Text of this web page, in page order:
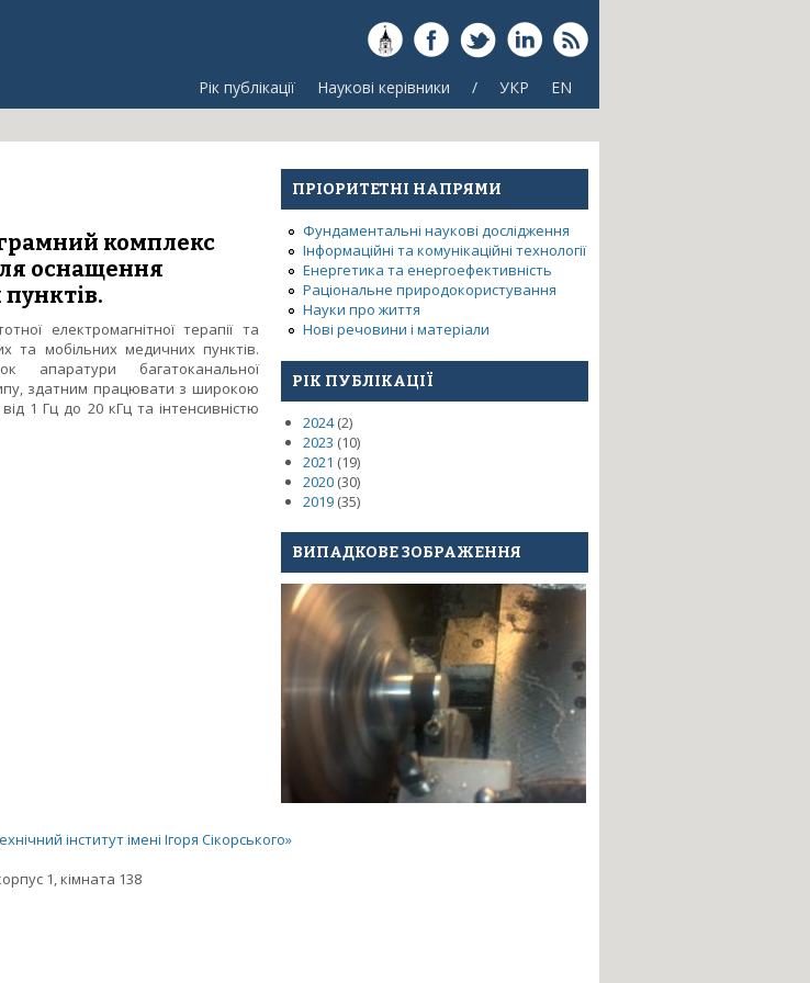
Рік публікації Наукові керівники / УКР EN
комплекс
оснащення
електромагнітної терапії та
та мобільних медичних пунктів.
апаратури багатоканальної
здатним працювати з широкою
1 Гц до 20 кГц та інтенсивністю
комплекс діагностики, фізіотерапії та хірургії для оснащення стаціонарних
ПРІОРИТЕТНІ НАПРЯМИ
Фундаментальні наукові дослідження
Інформаційні та комунікаційні технології
Енергетика та енергоефективність
Раціональне природокористування
Науки про життя
Нові речовини і матеріали
РІК ПУБЛІКАЦІЇ
2024(2)
2023 (10)
2021 (19)
2020 (30)
2019 (35)
ВИПАДКОВЕ ЗОБРАЖЕННЯ
інститут імені Ігоря Сікорського»
1, кімната 138